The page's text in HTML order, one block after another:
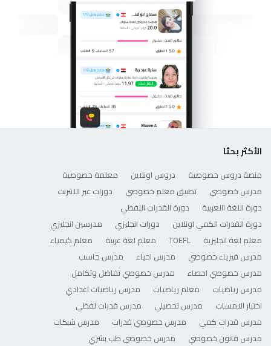
الأكثر بحثا
منصة دروس خصوصية دروس اونلاين
معلمة خصوصية
مدرس خصوصي
تطبيق معلم خصوصي
دورات عبر الانترنت
دورة اللغة االعربية
دورة القدرات اللفظي
دورة القدرات الكمي اونلاين
دورات انجليزي
مدرسين انجليزي
معلم لغة انجليزية
TOEFL معلم لغة عربية
معلم كيمياء
مدرس فيزياء خصوصي
مدرس احياء
مدرس حاسب
مدرس خصوصي احصاء
مدرس خصوصي تفاضل وتكامل
مدرس رياضيات
معلم رياضيات
مدرس رياضيات اعدادي
اختبار الامسات
مدرس تحصيلي
مدرس قدرات لفظي
مدرس قدرات كمي
مدرس خصوصي قدرات
مدرس شبكات
مدرس قانون خصوصي
مدرس خصوصي طب بشري